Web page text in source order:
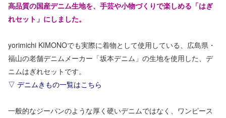
高品質の国産デニム生地を、手芸や小物づくりで楽しめる「はぎ
れセット」にしました。
yorimichi KIMONOでも実際に着物として使用している、広島県・
福山の老舗デニムメーカー「坂本デニム」の生地を使用した、デ
ニムはぎれセットです。
▽ デニムきもの一覧はこちら
一般的なジーパンのような厚く硬いデニムではなく、ワンピース